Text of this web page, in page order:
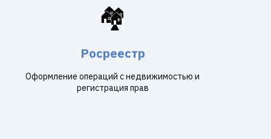
🏘️
Росреестр
Оформление операций с недвижимостью и
регистрация прав